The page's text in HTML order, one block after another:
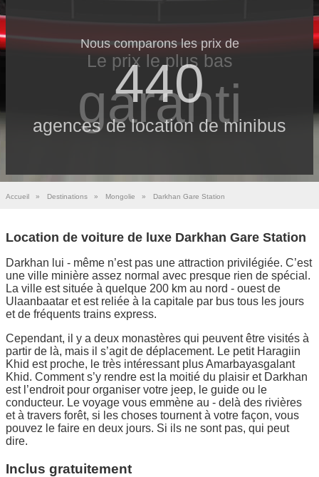
Nous comparons les prix de
440
agences de location de minibus
Le prix le​ plus bas
garanti
Accueil » Destinations » Mongolie » Darkhan Gare Station
Location de voiture de luxe Darkhan Gare Station
Darkhan lui - même n’est pas une attraction privilégiée. C’est
une ville minière assez normal avec presque rien de spécial.
La ville est située à quelque 200 km au nord - ouest de
Ulaanbaatar et est reliée à la capitale par bus tous les jours
et de fréquents trains express.
Cependant, il y a deux monastères qui peuvent être visités à
partir de là, mais il s’agit de déplacement. Le petit Haragiin
Khid est proche, le très intéressant plus Amarbayasgalant
Khid. Comment s’y rendre est la moitié du plaisir et Darkhan
est l’endroit pour organiser votre jeep, le guide ou le
conducteur. Le voyage vous emmène au - delà des rivières
et à travers forêt, si les choses tournent à votre façon, vous
pouvez le faire en deux jours. Si ils ne sont pas, qui peut
dire.
Inclus gratuitement